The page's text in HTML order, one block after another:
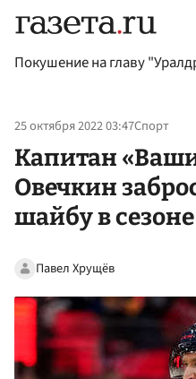
Покушение на главу
25 октября 2022 03:47Спорт
Капитан
Овечкин
шайбу в сезоне
Павел Хрущёв